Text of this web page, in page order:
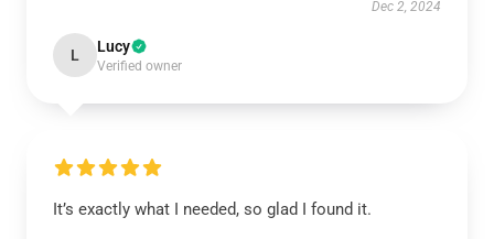
Dec 2, 2024
L Lucy
Verified owner
It’s exactly what I needed, so glad I found it.